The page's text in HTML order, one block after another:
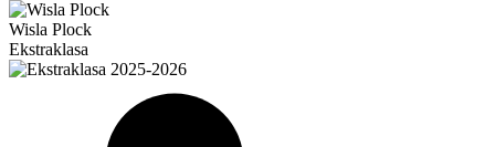
Wisla Plock
Ekstraklasa